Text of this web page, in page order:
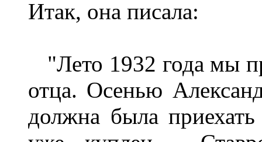
Итак, она писала:
"Лето 1932 года мы
отца. Осенью
должна была